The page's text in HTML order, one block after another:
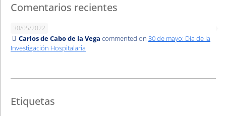
Comentarios recientes
30/05/2022
Carlos de Cabo de la Vega commented on 30 de mayo: Día de la
Investigación Hospitalaria
Etiquetas